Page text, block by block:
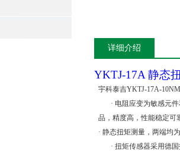
详细介绍
YKTJ-17A 静态
宇科泰吉YKTJ-17A-
· 电阻应变为敏感元
品，精度高，性能稳定可
·静态扭矩测量，两端均
·扭矩传感器采用德